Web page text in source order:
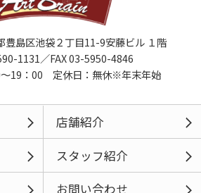
豊島区池袋２丁目11-9安藤ビル １階
1131／FAX 03-5950-4846
～19：00 定休日：無休※年末年始
店舗紹介
スタッフ紹介
お問い合わせ